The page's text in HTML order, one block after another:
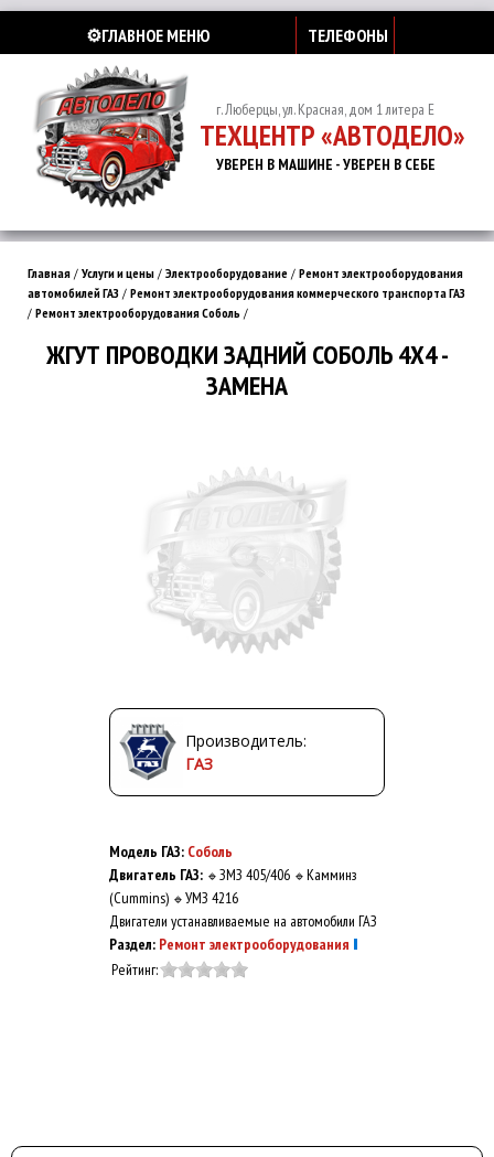
⚙️ГЛАВНОЕ МЕНЮ ТЕЛЕФОНЫ
г. Люберцы, ул. Красная, дом 1 литера Е
ТЕХЦЕНТР «АВТОДЕЛО»
УВЕРЕН В МАШИНЕ - УВЕРЕН В СЕБЕ
Главная / Услуги и цены / Электрооборудование / Ремонт электрооборудования
автомобилей ГАЗ / Ремонт электрооборудования коммерческого транспорта ГАЗ
/ Ремонт электрооборудования Соболь /
ЖГУТ ПРОВОДКИ ЗАДНИЙ СОБОЛЬ 4Х4 -
ЗАМЕНА
Производитель:
ГАЗ
Модель ГАЗ: Соболь
Двигатель ГАЗ: 🔹 ЗМЗ 405/406 🔹 Камминз
(Cummins) 🔹 УМЗ 4216
Двигатели устанавливаемые на автомобили ГАЗ
Раздел: Ремонт электрооборудования
Рейтинг: